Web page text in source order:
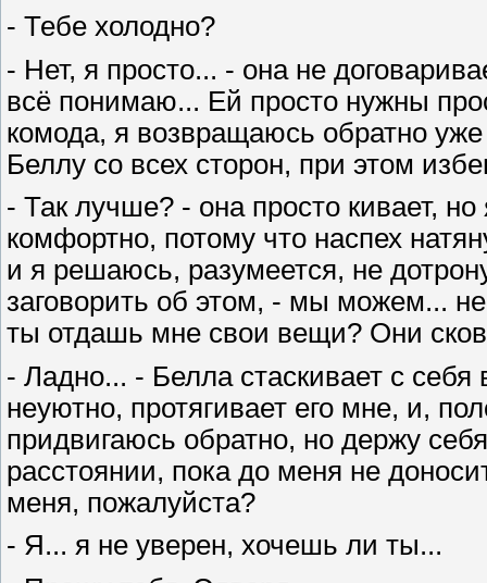
- Тебе холодно?
- Нет, я просто... - она не
всё понимаю... Ей просто нужны
комода, я возвращаюсь обратно
Беллу со всех сторон, при этом
- Так лучше? - она просто кивает,
комфортно, потому что наспех
и я решаюсь, разумеется, не
заговорить об этом, - мы можем...
ты отдашь мне свои вещи? Они
- Ладно... - Белла стаскивает с
неуютно, протягивает его мне, и,
придвигаюсь обратно, но держу
расстоянии, пока до меня не
меня, пожалуйста?
- Я... я не уверен, хочешь ли ты...